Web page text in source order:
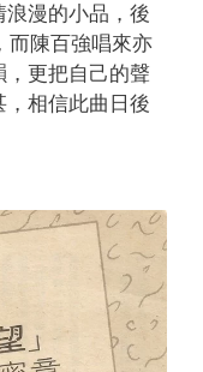
漫的小品，後
而陳百強唱來亦
，更把自己的聲
相信此曲日後